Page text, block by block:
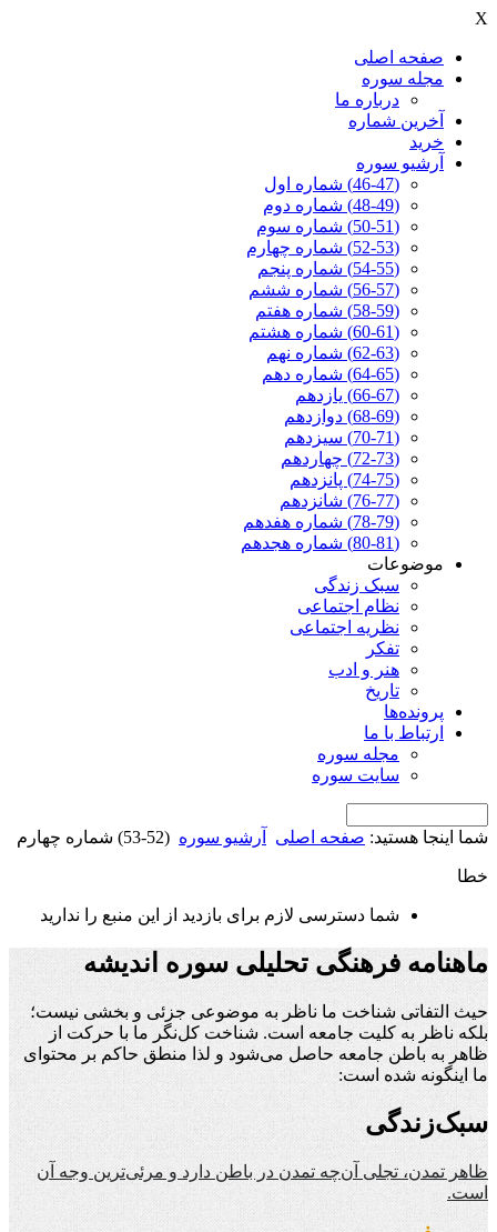
X
صفحه اصلی
مجله سوره
درباره ما
آخرين شماره
خرید
آرشیو سوره
(46-47) شماره اول
(48-49) شماره دوم
(50-51) شماره سوم
(52-53) شماره چهارم
(54-55) شماره پنجم
(56-57) شماره ششم
(58-59) شماره هفتم
(60-61) شماره هشتم
(62-63) شماره نهم
(64-65) شماره دهم
(66-67) یازدهم
(68-69) دوازدهم
(70-71) سیزدهم
(72-73) چهاردهم
(74-75) پانزدهم
(76-77) شانزدهم
(78-79) شماره هفدهم
(80-81) شماره هجدهم
موضوعات
سبک زندگی
نظام اجتماعی
نظریه اجتماعی
تفکر
هنر و ادب
تاریخ
پرونده‌ها
ارتباط با ما
مجله سوره
سایت سوره
شما اینجا هستید: صفحه اصلی آرشیو سوره (52-53) شماره چهارم
خطا
شما دسترسی لازم برای بازدید از این منبع را ندارید
ماهنامه فرهنگی تحلیلی سوره اندیشه
حیث التفاتی شناخت ما ناظر به موضوعی جزئی و بخشی نیست؛
بلکه ناظر به کلیت جامعه است. شناخت کل‌نگر ما با حرکت از
ظاهر به باطن جامعه حاصل می‌شود و لذا منطق حاکم بر محتوای
ما اینگونه شده است:
سبک‌زندگی
ظاهر تمدن، تجلی آن‌چه تمدن در باطن دارد و مرئی‌ترین وجه آن
است.